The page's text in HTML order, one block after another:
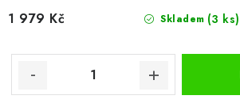
Skladem (3 ks)
1 979 Kč